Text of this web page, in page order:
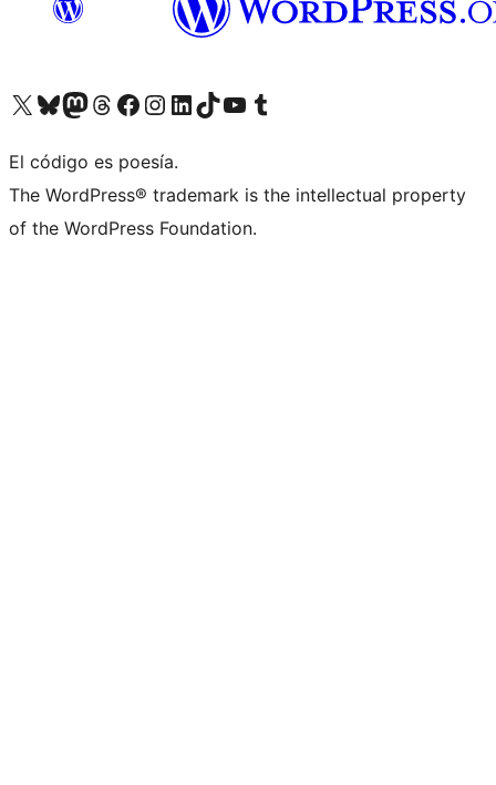
Visita nuestra cuenta de X (anteriormente Twitter)
Visita nuestra cuenta de Bluesky
Visita nuestra cuenta de Mastodon
Visita nuestra cuenta de Threads
Visita nuestra página de Facebook
Visita nuestra cuenta de Instagram
Visita nuestra cuenta de LinkedIn
Visita nuestra cuenta de TikTok
Visita nuestro canal de YouTube
Visita nuestra cuenta de Tumblr
El código es poesía.
The WordPress® trademark is the intellectual property
of the WordPress Foundation.